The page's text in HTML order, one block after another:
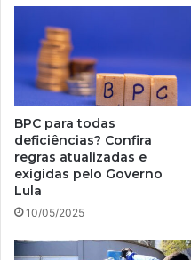
BPC para todas
deficiências? Confira
regras atualizadas e
exigidas pelo Governo
Lula
10/05/2025